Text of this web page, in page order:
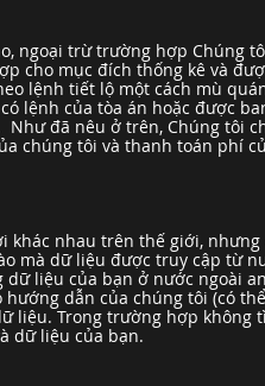
ngoại trừ trường hợp Chúng
cho mục đích thống kê và
lệnh tiết lộ một cách mù
lệnh của tòa án hoặc được
đã nêu ở trên, Chúng tôi
chúng tôi và thanh toán phí
nhau trên thế giới,
mà dữ liệu được truy cập từ
liệu của bạn ở nước ngoài
dẫn của chúng tôi (có
liệu. Trong trường hợp
dữ liệu của bạn.